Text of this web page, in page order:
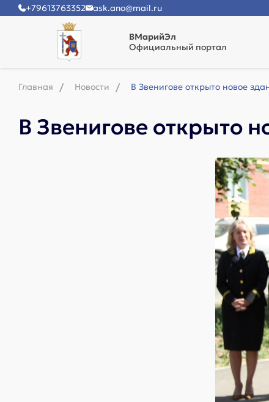
+79613763352 ask.ano@mail.ru
ВМарийЭл
Официальный портал
Главная Новости В Звенигове открыто новое
В Звенигове открыто